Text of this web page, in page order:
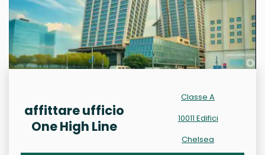
affittare ufficio
One High Line
Classe A
10011 Edifici
Chelsea